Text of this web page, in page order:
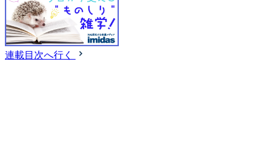
連載目次へ行く